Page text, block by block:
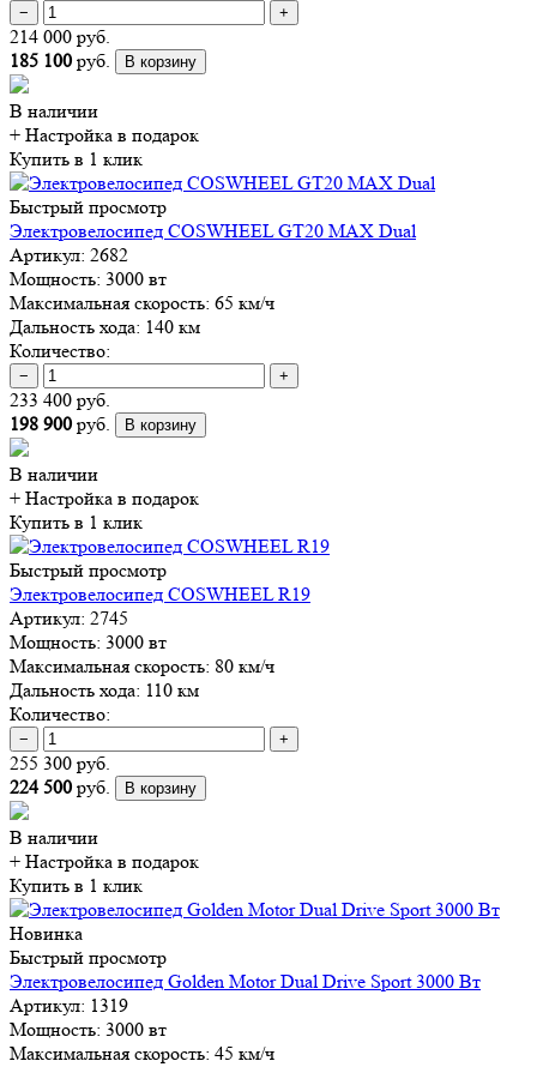
− +
214 000 руб.
185 100 руб. В корзину
В наличии
+ Настройка в подарок
Купить в 1 клик
Быстрый просмотр
Электровелосипед COSWHEEL GT20 MAX Dual
Артикул: 2682
Мощность: 3000 вт
Максимальная скорость: 65 км/ч
Дальность хода: 140 км
Количество:
− +
233 400 руб.
198 900 руб. В корзину
В наличии
+ Настройка в подарок
Купить в 1 клик
Быстрый просмотр
Электровелосипед COSWHEEL R19
Артикул: 2745
Мощность: 3000 вт
Максимальная скорость: 80 км/ч
Дальность хода: 110 км
Количество:
− +
255 300 руб.
224 500 руб. В корзину
В наличии
+ Настройка в подарок
Купить в 1 клик
Новинка
Быстрый просмотр
Электровелосипед Golden Motor Dual Drive Sport 3000 Вт
Артикул: 1319
Мощность: 3000 вт
Максимальная скорость: 45 км/ч